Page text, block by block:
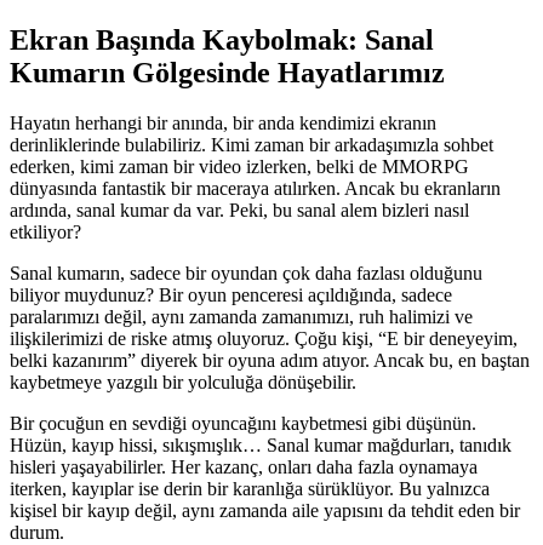
Ekran Başında Kaybolmak: Sanal
Kumarın Gölgesinde Hayatlarımız
Hayatın herhangi bir anında, bir anda kendimizi ekranın
derinliklerinde bulabiliriz. Kimi zaman bir arkadaşımızla sohbet
ederken, kimi zaman bir video izlerken, belki de MMORPG
dünyasında fantastik bir maceraya atılırken. Ancak bu ekranların
ardında, sanal kumar da var. Peki, bu sanal alem bizleri nasıl
etkiliyor?
Sanal kumarın, sadece bir oyundan çok daha fazlası olduğunu
biliyor muydunuz? Bir oyun penceresi açıldığında, sadece
paralarımızı değil, aynı zamanda zamanımızı, ruh halimizi ve
ilişkilerimizi de riske atmış oluyoruz. Çoğu kişi, “E bir deneyeyim,
belki kazanırım” diyerek bir oyuna adım atıyor. Ancak bu, en baştan
kaybetmeye yazgılı bir yolculuğa dönüşebilir.
Bir çocuğun en sevdiği oyuncağını kaybetmesi gibi düşünün.
Hüzün, kayıp hissi, sıkışmışlık… Sanal kumar mağdurları, tanıdık
hisleri yaşayabilirler. Her kazanç, onları daha fazla oynamaya
iterken, kayıplar ise derin bir karanlığa sürüklüyor. Bu yalnızca
kişisel bir kayıp değil, aynı zamanda aile yapısını da tehdit eden bir
durum.